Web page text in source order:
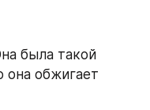
была такой
она обжигает